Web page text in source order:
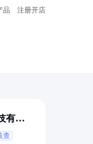
品 注册开店
有限
查